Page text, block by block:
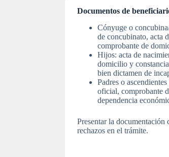
Documentos de
Cónyuge o
de concubinato, acta
comprobante de
Hijos: acta de
domicilio y
bien dictamen de
Padres o
oficial, comprobante
dependencia
Presentar la documentación
rechazos en el trámite.